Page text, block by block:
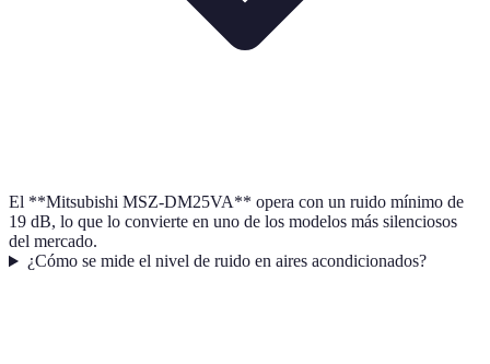
El **Mitsubishi MSZ-DM25VA** opera con un ruido mínimo de
19 dB, lo que lo convierte en uno de los modelos más silenciosos
del mercado.
¿Cómo se mide el nivel de ruido en aires acondicionados?